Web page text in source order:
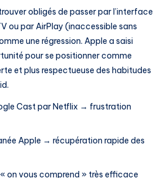
obligés de passer par l’interface
ou par AirPlay (inaccessible sans
une régression. Apple a saisi
pour se positionner comme
et plus respectueuse des habitudes
Cast par Netflix → frustration
Apple → récupération rapide des
on vous comprend » très efficace